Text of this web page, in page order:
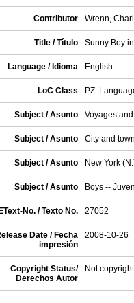
Contributor Wrenn,
Title / Título Sunny Boy
Language / Idioma English
LoC Class PZ:
Subject / Asunto Voyages
Subject / Asunto City and
Subject / Asunto New York
Subject / Asunto Boys --
EText-No. / Texto No. 27052
Date / Fecha
impresión
2008-10-26
Copyright Status/
Derechos Autor
Not